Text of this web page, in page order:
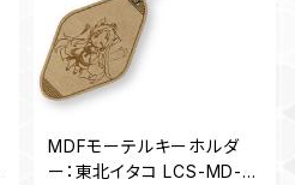
MDFモーテルキーホルダ
ー：東北イタコ LCS-MD-K